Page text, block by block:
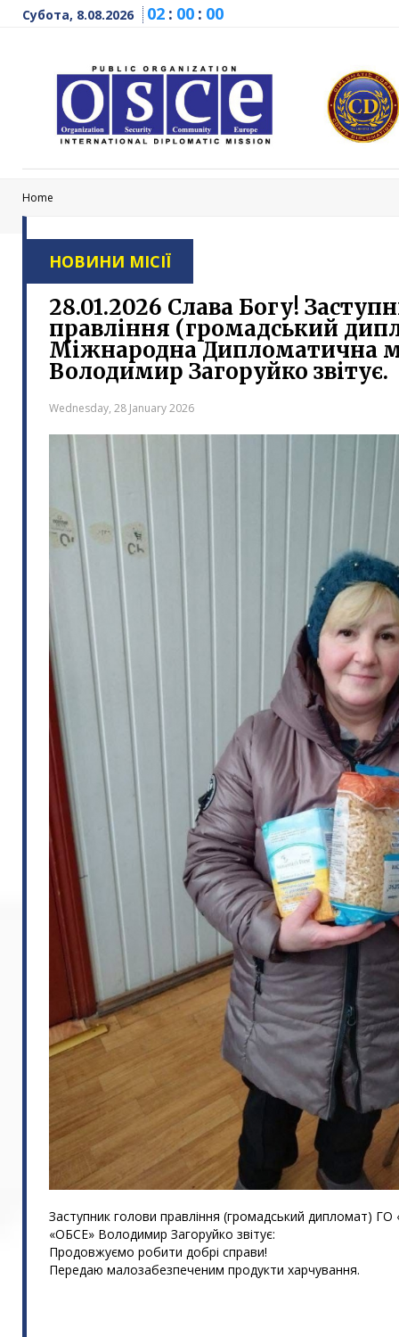
Субота, 8.08.2026 02 : 00 : 01
Home
НОВИНИ МІСІЇ
28.01.2026 Слава Богу!
правління (громадський
Міжнародна Дипломатична
Володимир Загоруйко звітує.
Wednesday, 28 January 2026
Заступник голови правління (громадський дипломат)
«ОБСЕ» Володимир Загоруйко звітує:
Продовжуємо робити добрі справи!
Передаю малозабезпеченим продукти харчування.